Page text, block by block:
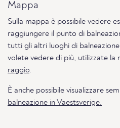
Mappa
Sulla mappa è possibile vedere
raggiungere il punto di
tutti gli altri luoghi di
volete vedere di più, utilizzate la
raggio.
È anche possibile visualizzare
balneazione in Vaestsverige.